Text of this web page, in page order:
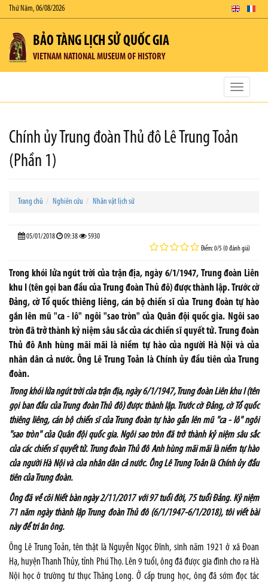
Thứ Năm, 06/08/2026
BẢO TÀNG LỊCH SỬ QUỐC GIA
VIETNAM NATIONAL MUSEUM OF HISTORY
Toggle
Chính ủy Trung đoàn Thủ đô Lê Trung Toản
(Phần 1)
Trang chủ Nghiên cứu Nhân vật lịch sử
05/01/2018 09:38 5930
Điểm: 0/5 (0 đánh giá)
Trong khói lửa ngút trời của trận địa, ngày 6/1/1947, Trung đoàn Liên
khu I (tên gọi ban đầu của Trung đoàn Thủ đô) được thành lập. Trước cờ
Đảng, cờ Tổ quốc thiêng liêng, cán bộ chiến sĩ của Trung đoàn tự hào
gắn lên mũ "ca - lô" ngôi "sao tròn" của Quân đội quốc gia. Ngôi sao
tròn đã trở thành kỷ niệm sâu sắc của các chiến sĩ quyết tử. Trung đoàn
Thủ đô Anh hùng mãi mãi là niềm tự hào của người Hà Nội và của
nhân dân cả nước. Ông Lê Trung Toản là Chính ủy đầu tiên của Trung
đoàn.
Trong khói lửa ngút trời của trận địa, ngày 6/1/1947, Trung đoàn Liên khu I (tên
gọi ban đầu của Trung đoàn Thủ đô) được thành lập. Trước cờ Đảng, cờ Tổ quốc
thiêng liêng, cán bộ chiến sĩ của Trung đoàn tự hào gắn lên mũ "ca - lô" ngôi
"sao tròn" của Quân đội quốc gia. Ngôi sao tròn đã trở thành kỷ niệm sâu sắc
của các chiến sĩ quyết tử. Trung đoàn Thủ đô Anh hùng mãi mãi là niềm tự hào
của người Hà Nội và của nhân dân cả nước. Ông Lê Trung Toản là Chính ủy đầu
tiên của Trung đoàn.
Ông đã về cõi Niết bàn ngày 2/11/2017 với 97 tuổi đời, 75 tuổi Đảng. Kỷ niệm
71 năm ngày thành lập Trung đoàn Thủ đô (6/1/1947-6/1/2018), tôi viết bài
này để tri ân ông.
Ông Lê Trung Toản, tên thật là Nguyễn Ngọc Đĩnh, sinh năm 1921 ở xã Đoan
Hạ, huyện Thanh Thủy, tỉnh Phú Thọ. Lên 9 tuổi, ông đã được gia đình cho ra Hà
Nội học ở trường tư thục Thăng Long. Ở cấp trung học, ông đã sớm đọc tác